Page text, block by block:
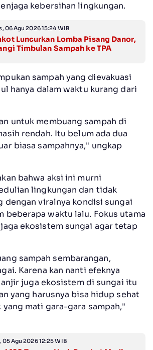
kebersihan lingkungan.
06 Agu 2026 15:24 WIB
Luncurkan Lomba Pisang Danor,
Timbulan Sampah ke TPA
sampah yang dievakuasi
hanya dalam waktu kurang dari
untuk membuang sampah di
rendah. Itu belum ada dua
biasa sampahnya," ungkap
bahwa aksi ini murni
lingkungan dan tidak
dengan viralnya kondisi sungai
beberapa waktu lalu. Fokus utama
ekosistem sungai agar tetap
sampah sembarangan,
Karena kan nanti efeknya
juga ekosistem di sungai itu
yang harusnya bisa hidup sehat
yang mati gara-gara sampah,"
05 Agu 2026 12:25 WIB